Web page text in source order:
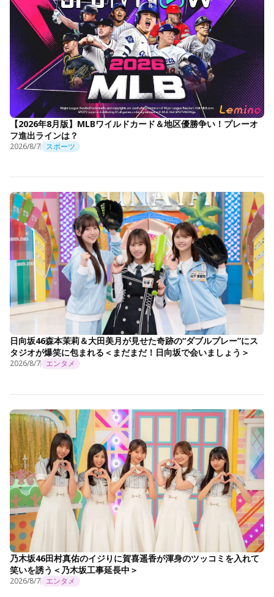
【2026年8月版】MLBワイルドカード＆地区優勝争い！プレーオ
フ進出ラインは？
2026/8/7 スポーツ
日向坂46森本茉莉＆大田美月が見せた奇跡の“ダブルプレー”にス
タジオが爆笑に包まれる＜まだまだ！日向坂で会いましょう＞
2026/8/7 エンタメ
乃木坂46田村真佑のイジりに賀喜遥香が渾身のツッコミを入れて
笑いを誘う＜乃木坂工事延長中＞
2026/8/7 エンタメ